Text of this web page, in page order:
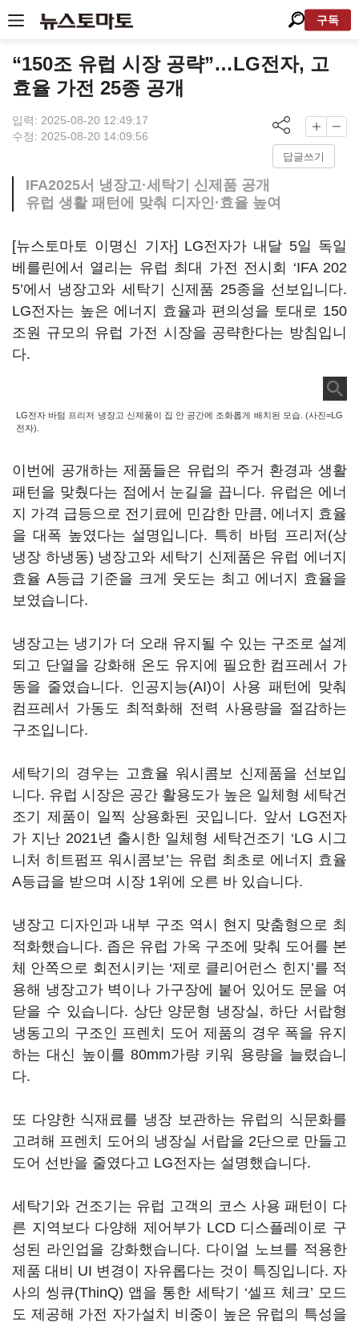
구독
“150조 유럽 시장 공략”…LG전자, 고
효율 가전 25종 공개
입력: 2025-08-20 12:49:17
수정: 2025-08-20 14:09:56
답글쓰기
IFA2025서 냉장고·세탁기 신제품 공개
유럽 생활 패턴에 맞춰 디자인·효율 높여
[뉴스토마토 이명신 기자] LG전자가 내달 5일 독일
베를린에서 열리는 유럽 최대 가전 전시회 ‘IFA 202
5’에서 냉장고와 세탁기 신제품 25종을 선보입니다.
LG전자는 높은 에너지 효율과 편의성을 토대로 150
조원 규모의 유럽 가전 시장을 공략한다는 방침입니
다.
LG전자 바텀 프리저 냉장고 신제품이 집 안 공간에 조화롭게 배치된 모습. (사진=LG
전자).
이번에 공개하는 제품들은 유럽의 주거 환경과 생활
패턴을 맞췄다는 점에서 눈길을 끕니다. 유럽은 에너
지 가격 급등으로 전기료에 민감한 만큼, 에너지 효율
을 대폭 높였다는 설명입니다. 특히 바텀 프리저(상
냉장 하냉동) 냉장고와 세탁기 신제품은 유럽 에너지
효율 A등급 기준을 크게 웃도는 최고 에너지 효율을
보였습니다.
냉장고는 냉기가 더 오래 유지될 수 있는 구조로 설계
되고 단열을 강화해 온도 유지에 필요한 컴프레서 가
동을 줄였습니다. 인공지능(AI)이 사용 패턴에 맞춰
컴프레서 가동도 최적화해 전력 사용량을 절감하는
구조입니다.
세탁기의 경우는 고효율 워시콤보 신제품을 선보입
니다. 유럽 시장은 공간 활용도가 높은 일체형 세탁건
조기 제품이 일찍 상용화된 곳입니다. 앞서 LG전자
가 지난 2021년 출시한 일체형 세탁건조기 ‘LG 시그
니처 히트펌프 워시콤보’는 유럽 최초로 에너지 효율
A등급을 받으며 시장 1위에 오른 바 있습니다.
냉장고 디자인과 내부 구조 역시 현지 맞춤형으로 최
적화했습니다. 좁은 유럽 가옥 구조에 맞춰 도어를 본
체 안쪽으로 회전시키는 ‘제로 클리어런스 힌지’를 적
용해 냉장고가 벽이나 가구장에 붙어 있어도 문을 여
닫을 수 있습니다. 상단 양문형 냉장실, 하단 서랍형
냉동고의 구조인 프렌치 도어 제품의 경우 폭을 유지
하는 대신 높이를 80mm가량 키워 용량을 늘렸습니
다.
또 다양한 식재료를 냉장 보관하는 유럽의 식문화를
고려해 프렌치 도어의 냉장실 서랍을 2단으로 만들고
도어 선반을 줄였다고 LG전자는 설명했습니다.
세탁기와 건조기는 유럽 고객의 코스 사용 패턴이 다
른 지역보다 다양해 제어부가 LCD 디스플레이로 구
성된 라인업을 강화했습니다. 다이얼 노브를 적용한
제품 대비 UI 변경이 자유롭다는 것이 특징입니다. 자
사의 씽큐(ThinQ) 앱을 통한 세탁기 ‘셀프 체크’ 모드
도 제공해 가전 자가설치 비중이 높은 유럽의 특성을